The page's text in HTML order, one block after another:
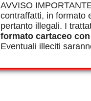
AVVISO
contraffatti, in formato
pertanto illegali. I
formato cartaceo
Eventuali illeciti